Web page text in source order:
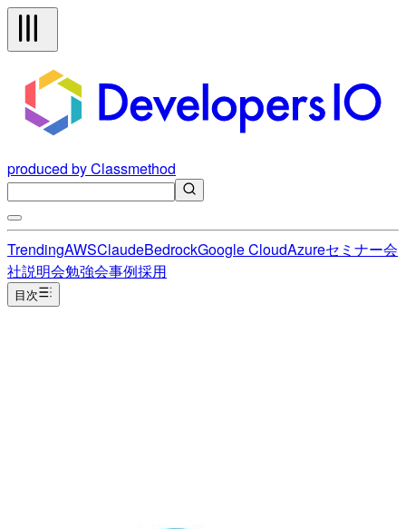
produced by Classmethod
TrendingAWSClaudeBedrockGoogle CloudAzureセミナー会
社説明会勉強会事例採用
目次